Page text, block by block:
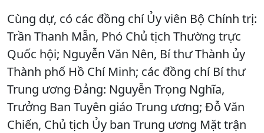
Cùng dự, có các đồng chí Ủy viên Bộ Chính trị:
Trần Thanh Mẫn, Phó Chủ tịch Thường trực
Quốc hội; Nguyễn Văn Nên, Bí thư Thành ủy
Thành phố Hồ Chí Minh; các đồng chí Bí thư
Trung ương Đảng: Nguyễn Trọng Nghĩa,
Trưởng Ban Tuyên giáo Trung ương; Đỗ Văn
Chiến, Chủ tịch Ủy ban Trung ương Mặt trận